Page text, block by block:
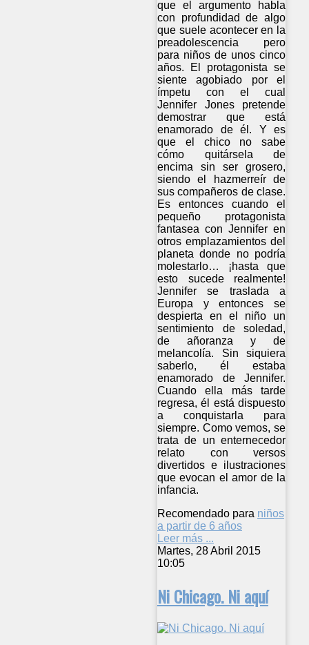
que el argumento habla
con profundidad de algo
que suele acontecer en la
preadolescencia pero
para niños de unos cinco
años. El protagonista se
siente agobiado por el
ímpetu con el cual
Jennifer Jones pretende
demostrar que está
enamorado de él. Y es
que el chico no sabe
cómo quitársela de
encima sin ser grosero,
siendo el hazmerreír de
sus compañeros de clase.
Es entonces cuando el
pequeño protagonista
fantasea con Jennifer en
otros emplazamientos del
planeta donde no podría
molestarlo… ¡hasta que
esto sucede realmente!
Jennifer se traslada a
Europa y entonces se
despierta en el niño un
sentimiento de soledad,
de añoranza y de
melancolía. Sin siquiera
saberlo, él estaba
enamorado de Jennifer.
Cuando ella más tarde
regresa, él está dispuesto
a conquistarla para
siempre. Como vemos, se
trata de un enternecedor
relato con versos
divertidos e ilustraciones
que evocan el amor de la
infancia.
Recomendado para niños
a partir de 6 años
Leer más ...
Martes, 28 Abril 2015
10:05
Ni Chicago. Ni aquí